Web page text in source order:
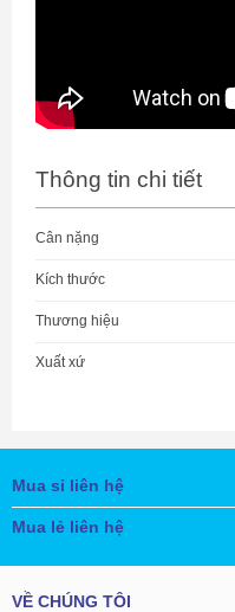
Thông tin chi tiết
Cân nặng
Kích thước
Thương hiệu
Xuất xứ
Mua sỉ liên hệ
Mua lẻ liên hệ
VỀ CHÚNG TÔI